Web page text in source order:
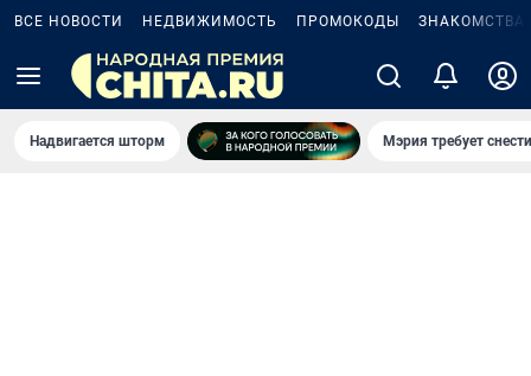
ВСЕ НОВОСТИ НЕДВИЖИМОСТЬ ПРОМОКОДЫ ЗНАКОМСТВА
Надвигается шторм Мэрия требует